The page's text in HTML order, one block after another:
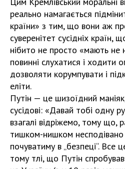
реально намагається
країни» з тим, що вони аж
суверенітет сусідніх країн,
нібито не просто «мають не
повинні слухатися і ходити
дозволяти корумпувати і
еліти.
Путін — це шизоїдний
сусідові: «Давай тобі одну
взагалі відріжемо, тому що,
тишком-нишком
почуватиму в „безпеці“. Все
тому тлі, що Путін